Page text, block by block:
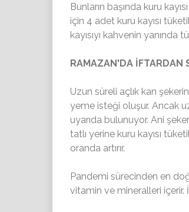
Bunların başında kuru
için 4 adet kuru kayısı
kayısıyı kahvenin yanında
RAMAZAN'DA İFTARDAN
Uzun süreli açlık kan
yeme isteği oluşur. Ancak
uyarıda bulunuyor. Ani
tatlı yerine kuru kayısı
oranda artırır.
Pandemi sürecinden en
vitamin ve mineralleri içerir.